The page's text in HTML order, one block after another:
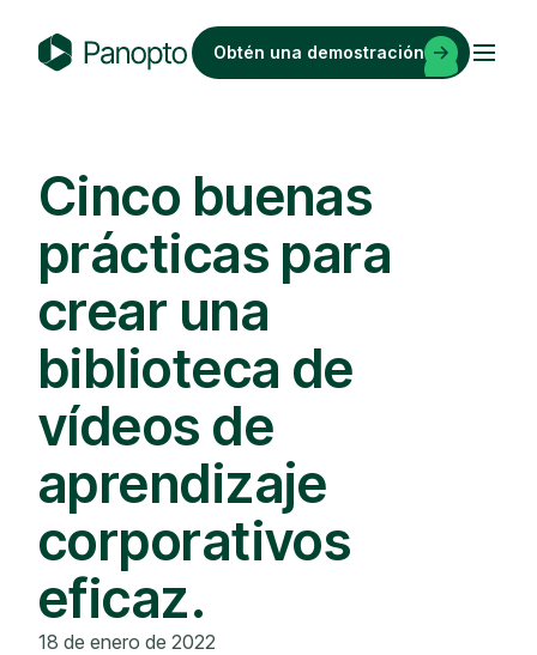
o
p
o
Obtén una demostración
Cinco buenas
prácticas para
crear una
biblioteca de
vídeos de
aprendizaje
corporativos
eficaz.
18 de enero de 2022